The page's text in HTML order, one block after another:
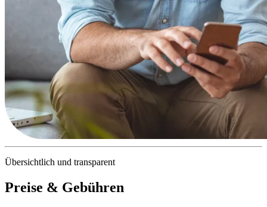
Übersichtlich und transparent
Preise & Gebühren